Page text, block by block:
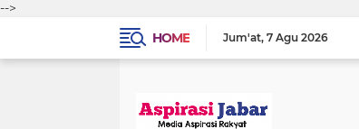
-->
HOME
Jum'at 7 Agu 2026